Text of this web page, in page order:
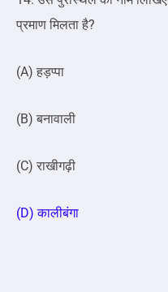
प्रमाण मिलता है?
(A) हड़प्पा
(B) बनावाली
(C) राखीगढ़ी
(D) कालीबंगा